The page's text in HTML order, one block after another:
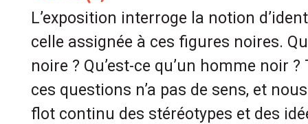
L’exposition interroge la notion
celle assignée à ces figures noires.
noire ? Qu’est-ce qu’un homme noir
ces questions n’a pas de sens, et
flot continu des stéréotypes et des